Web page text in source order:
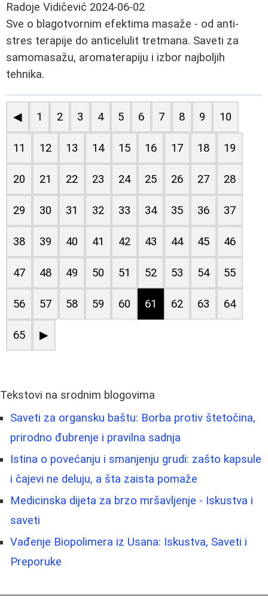
Radoje Vidičević 2024-06-02
Sve o blagotvornim efektima masaže - od anti-
stres terapije do anticelulit tretmana. Saveti za
samomasažu, aromaterapiju i izbor najboljih
tehnika.
◀ 1 2 3 4 5 6 7 8 9 10
11 12 13 14 15 16 17 18 19
20 21 22 23 24 25 26 27 28
29 30 31 32 33 34 35 36 37
38 39 40 41 42 43 44 45 46
47 48 49 50 51 52 53 54 55
56 57 58 59 60 61 62 63 64
65 ▶
Tekstovi na srodnim blogovima
Saveti za organsku baštu: Borbа protiv štetočina,
prirodno đubrenje i pravilna sadnja
Istina o povećanju i smanjenju grudi: zašto kapsule
i čajevi ne deluju, a šta zaista pomaže
Medicinska dijeta za brzo mršavljenje - Iskustva i
saveti
Vađenje Biopolimera iz Usana: Iskustva, Saveti i
Preporuke